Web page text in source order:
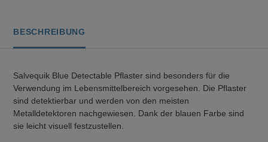
BESCHREIBUNG
Salvequik Blue Detectable Pflaster sind besonders für die
Verwendung im Lebensmittelbereich vorgesehen. Die Pflaster
sind detektierbar und werden von den meisten
Metalldetektoren nachgewiesen. Dank der blauen Farbe sind
sie leicht visuell festzustellen.